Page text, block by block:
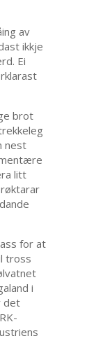
av
ikkje
Ei
brot
nest
litt
for at
tross
i
det